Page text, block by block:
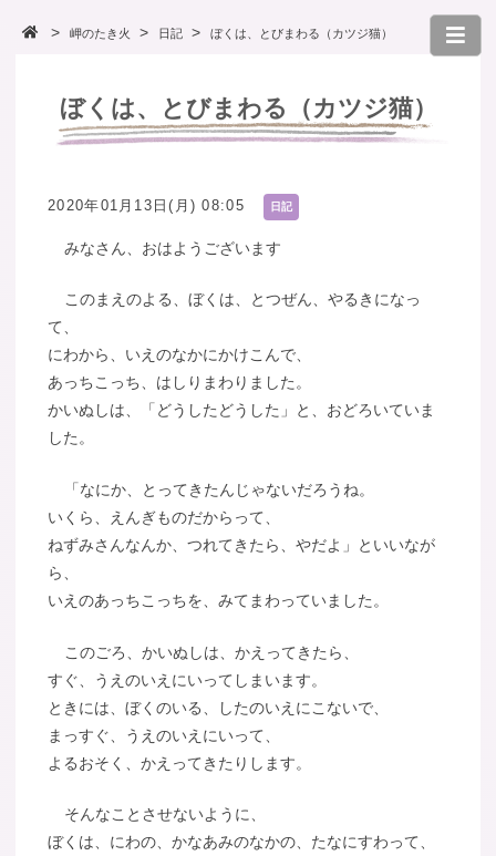
岬のたき火 日記 ぼくは、とびまわる（カツジ猫）
ぼくは、とびまわる（カツジ猫）
2020年01月13日(月) 08:05 日記
みなさん、おはようございます
このまえのよる、ぼくは、とつぜん、やるきになっ
て、
にわから、いえのなかにかけこんで、
あっちこっち、はしりまわりました。
かいぬしは、「どうしたどうした」と、おどろいていま
した。
「なにか、とってきたんじゃないだろうね。
いくら、えんぎものだからって、
ねずみさんなんか、つれてきたら、やだよ」といいなが
ら、
いえのあっちこっちを、みてまわっていました。
このごろ、かいぬしは、かえってきたら、
すぐ、うえのいえにいってしまいます。
ときには、ぼくのいる、したのいえにこないで、
まっすぐ、うえのいえにいって、
よるおそく、かえってきたりします。
そんなことさせないように、
ぼくは、にわの、かなあみのなかの、たなにすわって、